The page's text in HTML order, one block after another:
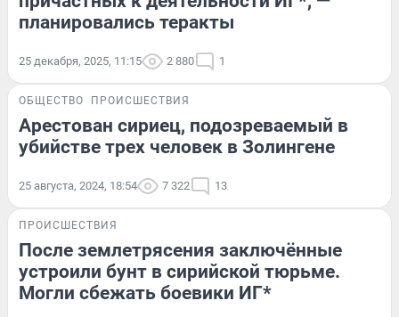
планировались теракты
25 декабря, 2025, 11:15 2 880 1
ОБЩЕСТВО ПРОИСШЕСТВИЯ
Арестован сириец, подозреваемый в
убийстве трех человек в Золингене
25 августа, 2024, 18:54 7 322 13
ПРОИСШЕСТВИЯ
После землетрясения заключённые
устроили бунт в сирийской тюрьме.
Могли сбежать боевики ИГ*